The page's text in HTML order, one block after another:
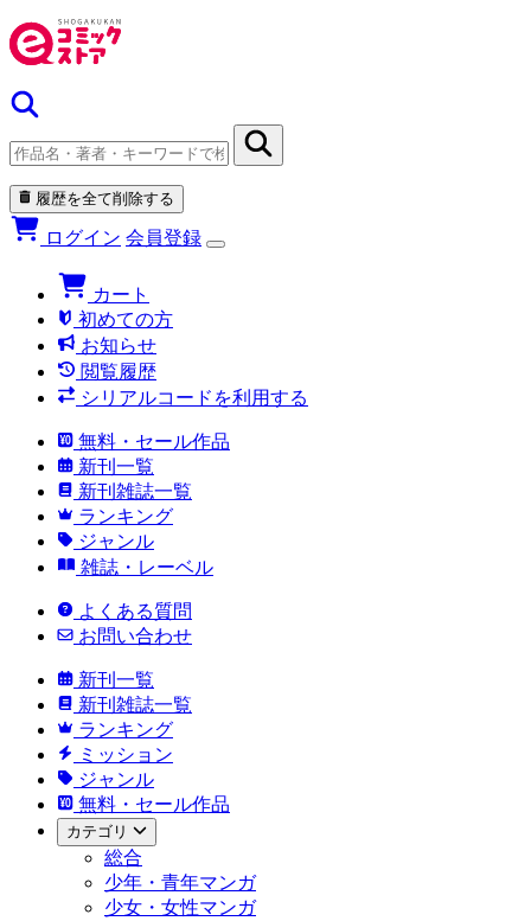
履歴を全て削除する
ログイン 会員登録
カート
初めての方
お知らせ
閲覧履歴
シリアルコードを利用する
無料・セール作品
新刊一覧
新刊雑誌一覧
ランキング
ジャンル
雑誌・レーベル
よくある質問
お問い合わせ
新刊一覧
新刊雑誌一覧
ランキング
ミッション
ジャンル
無料・セール作品
カテゴリ
総合
少年・青年マンガ
少女・女性マンガ